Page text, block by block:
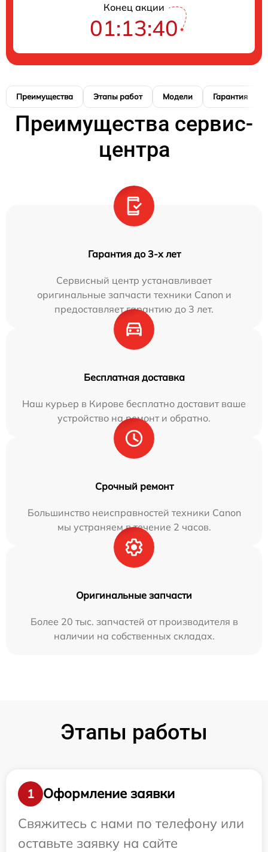
Конец акции
01:13:39
Преимущества Этапы работ Модели Гарантия
Преимущества сервис-
центра
Гарантия до 3-х лет
Сервисный центр устанавливает
оригинальные запчасти техники Canon и
предоставляет гарантию до 3 лет.
Бесплатная доставка
Наш курьер в Кирове бесплатно доставит ваше
устройство на ремонт и обратно.
Срочный ремонт
Большинство неисправностей техники Canon
мы устраняем в течение 2 часов.
Оригинальные запчасти
Более 20 тыс. запчастей от производителя в
наличии на собственных складах.
Этапы работы
1
Оформление заявки
Свяжитесь с нами по телефону или
оставьте заявку на сайте